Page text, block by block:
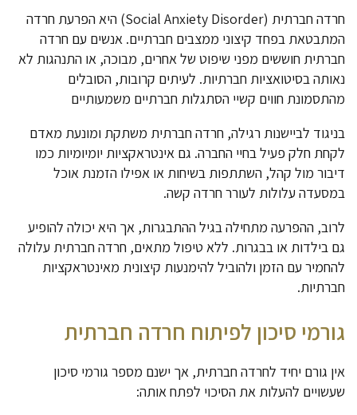
חרדה חברתית (Social Anxiety Disorder) היא הפרעת חרדה
המתבטאת בפחד קיצוני ממצבים חברתיים. אנשים עם חרדה
חברתית חוששים מפני שיפוט של אחרים, מבוכה, או התנהגות לא
נאותה בסיטואציות חברתיות. לעיתים קרובות, הסובלים
מהתסמונת חווים קשיי הסתגלות חברתיים משמעותיים
בניגוד לביישנות רגילה, חרדה חברתית משתקת ומונעת מאדם
לקחת חלק פעיל בחיי החברה. גם אינטראקציות יומיומיות כמו
דיבור מול קהל, השתתפות בשיחות או אפילו הזמנת אוכל
במסעדה עלולות לעורר חרדה קשה.
לרוב, ההפרעה מתחילה בגיל ההתבגרות, אך היא יכולה להופיע
גם בילדות או בבגרות. ללא טיפול מתאים, חרדה חברתית עלולה
להחמיר עם הזמן ולהוביל להימנעות קיצונית מאינטראקציות
חברתיות.
גורמי סיכון לפיתוח חרדה חברתית
אין גורם יחיד לחרדה חברתית, אך ישנם מספר גורמי סיכון
שעשויים להעלות את הסיכוי לפתח אותה: